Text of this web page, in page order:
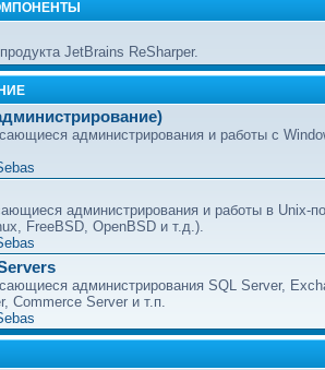
JetBrains ReSharper.
администрирования и работы с
администрирования и работы в Unix-
FreeBSD, OpenBSD и т.д.).
администрирования SQL Server,
Commerce Server и т.п.